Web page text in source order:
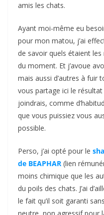
amis les chats.
Ayant moi-même eu
pour mon matou, j’ai
de savoir quels étaient
du moment. Et j’avoue
mais aussi d’autres à fuir
vous partage ici le
joindrais, comme
que vous puissiez vous
possible.
Perso, j’ai opté pour le
de BEAPHAR (lien
moins chimique que les
du poils des chats. J’ai
le fait qu’il soit garanti